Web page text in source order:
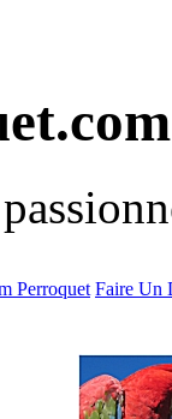
Perroquet Faire Un